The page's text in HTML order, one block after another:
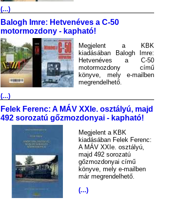
(...)
Balogh Imre: Hetvenéves a C-50
motormozdony - kapható!
Megjelent a KBK
kiadásában Balogh Imre:
Hetvenéves a C-50
motormozdony című
könyve, mely e-mailben
megrendelhető.
(...)
Felek Ferenc: A MÁV XXIe. osztályú, majd
492 sorozatú gőzmozdonyai - kapható!
Megjelent a KBK
kiadásában Felek Ferenc:
A MÁV XXIe. osztályú,
majd 492 sorozatú
gőzmozdonyai című
könyve, mely e-mailben
már megrendelhető.
(...)